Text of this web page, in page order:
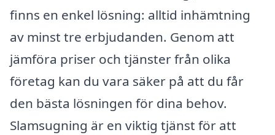
finns en enkel lösning: alltid inhämtning
av minst tre erbjudanden. Genom att
jämföra priser och tjänster från olika
företag kan du vara säker på att du får
den bästa lösningen för dina behov.
Slamsugning är en viktig tjänst för att